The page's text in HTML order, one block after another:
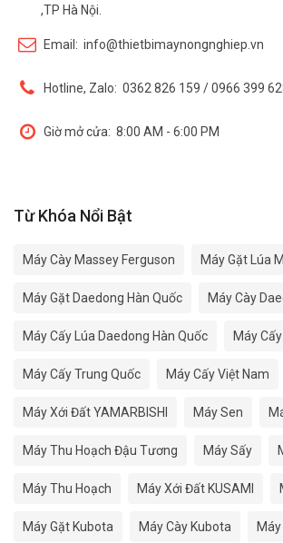
,TP Hà Nội.
Email: info@thietbimaynongnghiep.vn
Hotline, Zalo: 0362 826 159 / 0966 399
Giờ mở cửa: 8:00 AM - 6:00 PM
Từ Khóa Nổi Bật
Máy Cày Massey Ferguson Máy Gặt Lúa
Máy Gặt Daedong Hàn Quốc Máy Cày
Máy Cấy Lúa Daedong Hàn Quốc Máy
Máy Cấy Trung Quốc Máy Cấy Việt Nam
Máy Xới Đất YAMARBISHI Máy Sen
Máy Thu Hoạch Đậu Tương Máy Sấy
Máy Thu Hoạch Máy Xới Đất KUSAMI
Máy Gặt Kubota Máy Cày Kubota Máy